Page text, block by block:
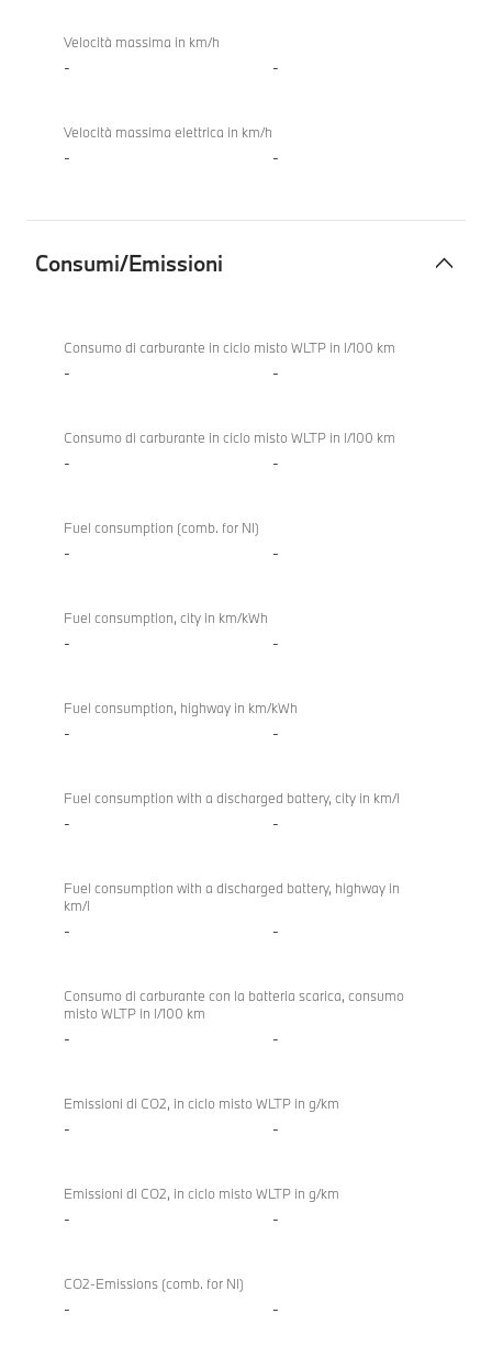
Velocità massima in km/h
- -
Velocità massima elettrica in km/h
- -
Consumi/Emissioni
840d
xDrive
Consumo di carburante in ciclo misto WLTP in l/100 km
- -
Consumo di carburante in ciclo misto WLTP in l/100 km
- -
Fuel consumption (comb. for NI)
- -
Fuel consumption, city in km/kWh
- -
Fuel consumption, highway in km/kWh
- -
Fuel consumption with a discharged battery, city in km/l
- -
Fuel consumption with a discharged battery, highway in
km/l
- -
Consumo di carburante con la batteria scarica, consumo
misto WLTP in l/100 km
- -
Emissioni di CO2, in ciclo misto WLTP in g/km
- -
Emissioni di CO2, in ciclo misto WLTP in g/km
- -
CO2-Emissions (comb. for NI)
- -